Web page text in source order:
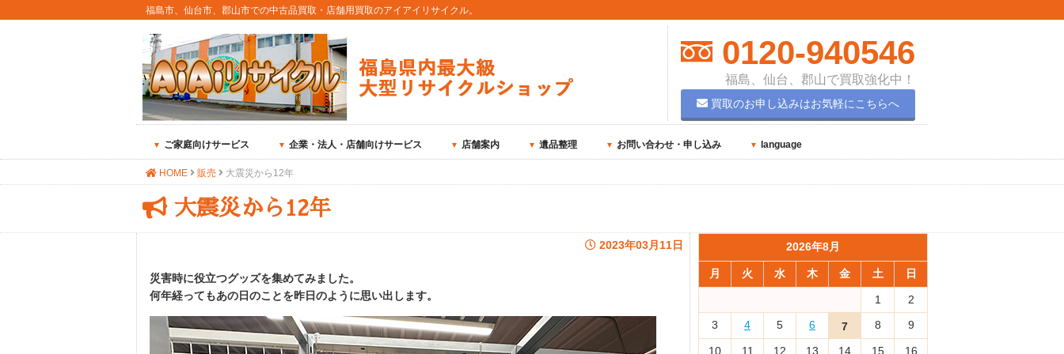
福島市、仙台市、郡山市での中古品買取・店舗用買取のアイアイリサイクル。
0120-940546
福島、仙台、郡山で買取強化中！
買取のお申し込みはお気軽にこちらへ
ご家庭向けサービス 企業・法人・店舗向けサービス 店舗案内 遺品整理 お問い合わせ・申し込み language
HOME 販売 大震災から12年
大震災から12年
2023年03月11日
災害時に役立つグッズを集めてみました。
何年経ってもあの日のことを昨日のように思い出します。
2026年8月
月 火 水 木 金 土 日
1
2
3
4 5 6 7 8 9
10 11 12 13 14 15 16